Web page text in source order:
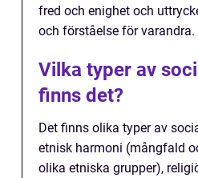
fred och enighet och
och förståelse för varandra.
Vilka typer av
finns det?
Det finns olika typer av
etnisk harmoni (mångfald
olika etniska grupper),